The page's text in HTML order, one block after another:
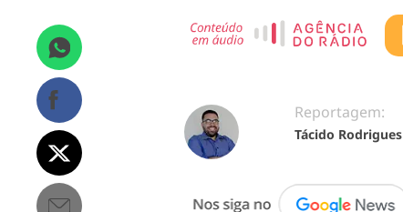
Reportagem:
Tácido Rodrigues